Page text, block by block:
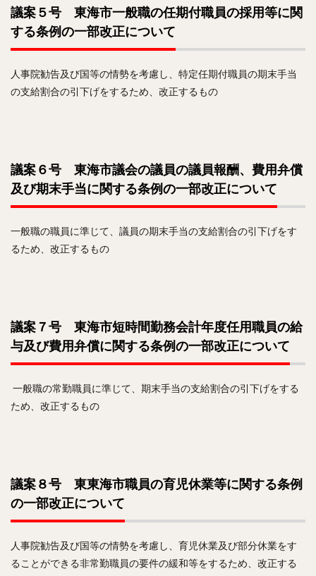
議案５号 東海市一般職の任期付職員の採用等に関
する条例の一部改正について
人事院勧告及び国等の情勢を考慮し、特定任期付職員の期末手当
の支給割合の引下げをするため、改正するもの
議案６号 東海市議会の議員の議員報酬、費用弁償
及び期末手当に関する条例の一部改正について
一般職の職員に準じて、議員の期末手当の支給割合の引下げをす
るため、改正するもの
議案７号 東海市短時間勤務会計年度任用職員の給
与及び費用弁償に関する条例の一部改正について
一般職の常勤職員に準じて、期末手当の支給割合の引下げをする
ため、改正するもの
議案８号 東東海市職員の育児休業等に関する条例
の一部改正について
人事院勧告及び国等の情勢を考慮し、育児休業及び部分休業をす
ることができる非常勤職員の要件の緩和等をするため、改正する